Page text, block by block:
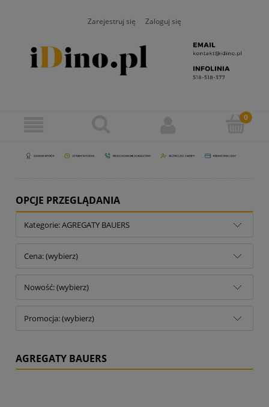
Zarejestruj się Zaloguj się
OPCJE PRZEGLĄDANIA
Kategorie: AGREGATY BAUERS
Cena: (wybierz)
Nowość: (wybierz)
Promocja: (wybierz)
AGREGATY BAUERS